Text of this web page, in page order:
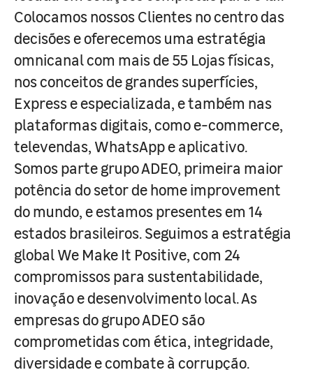
Colocamos nossos Clientes no centro das
decisões e oferecemos uma estratégia
omnicanal com mais de 55 Lojas físicas,
nos conceitos de grandes superfícies,
Express e especializada, e também nas
plataformas digitais, como e-commerce,
televendas, WhatsApp e aplicativo.
Somos parte grupo ADEO, primeira maior
potência do setor de home improvement
do mundo, e estamos presentes em 14
estados brasileiros. Seguimos a estratégia
global We Make It Positive, com 24
compromissos para sustentabilidade,
inovação e desenvolvimento local. As
empresas do grupo ADEO são
comprometidas com ética, integridade,
diversidade e combate à corrupção.